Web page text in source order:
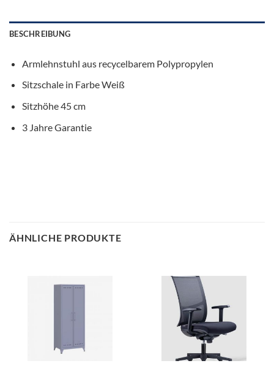
BESCHREIBUNG
Armlehnstuhl aus recycelbarem Polypropylen
Sitzschale in Farbe Weiß
Sitzhöhe 45 cm
3 Jahre Garantie
ÄHNLICHE PRODUKTE